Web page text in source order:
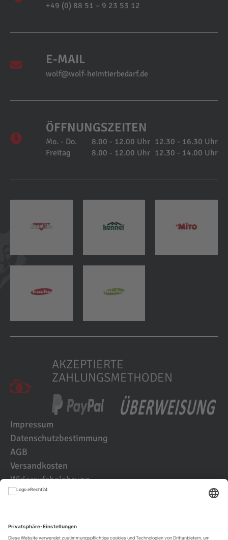
+49 (0) 88 51 – 9 23 53 12
E-MAIL
wolf@wolf-heimtierbedarf.de
ÖFFNUNGSZEITEN
Mo. - Do. 8.00 - 12.00 Uhr 12.30 - 16.30 Uhr
Freitag
8.00 - 12.00 Uhr 12.30 - 14.00 Uhr
AKZEPTIERTE
ZAHLUNGSMETHODEN
Impressum
Datenschutzbestimmung
AGB
Versandkosten
Widerrufsbelehrung
Kundenbewertungen